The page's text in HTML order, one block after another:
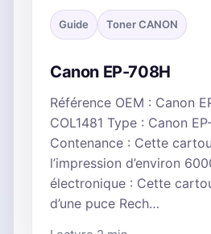
Guide Toner CANON
Canon EP-708H
Référence OEM : Canon
COL1481 Type : Canon
Contenance : Cette
l’impression d’environ
électronique : Cette
d’une puce Rech…